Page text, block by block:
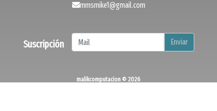
mmsmike1@gmail.com
Suscripción Enviar
malikcomputacion © 2026